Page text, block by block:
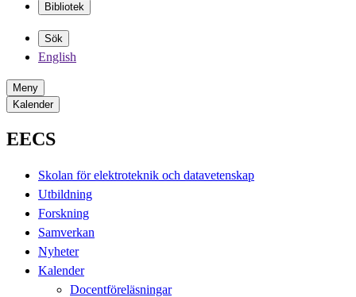
Bibliotek
Sök
English
Meny
Kalender
EECS
Skolan för elektroteknik och datavetenskap
Utbildning
Forskning
Samverkan
Nyheter
Kalender
Docentföreläsningar